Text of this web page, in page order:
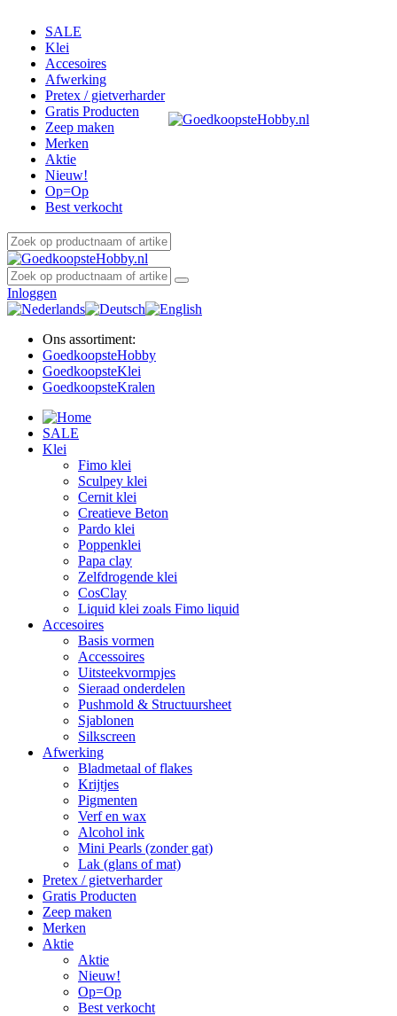
SALE
Klei
Accesoires
Afwerking
Pretex / gietverharder
Gratis Producten
Zeep maken
Merken
Aktie
Nieuw!
Op=Op
Best verkocht
Inloggen
Ons assortiment:
GoedkoopsteHobby
GoedkoopsteKlei
GoedkoopsteKralen
SALE
Klei
Fimo klei
Sculpey klei
Cernit klei
Creatieve Beton
Pardo klei
Poppenklei
Papa clay
Zelfdrogende klei
CosClay
Liquid klei zoals Fimo liquid
Accesoires
Basis vormen
Accessoires
Uitsteekvormpjes
Sieraad onderdelen
Pushmold & Structuursheet
Sjablonen
Silkscreen
Afwerking
Bladmetaal of flakes
Krijtjes
Pigmenten
Verf en wax
Alcohol ink
Mini Pearls (zonder gat)
Lak (glans of mat)
Pretex / gietverharder
Gratis Producten
Zeep maken
Merken
Aktie
Aktie
Nieuw!
Op=Op
Best verkocht